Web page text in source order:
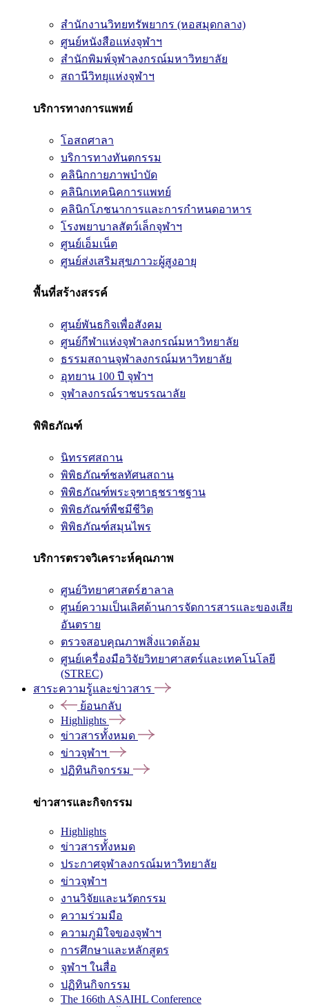
สำนักงานวิทยทรัพยากร (หอสมุดกลาง)
ศูนย์หนังสือแห่งจุฬาฯ
สำนักพิมพ์จุฬาลงกรณ์มหาวิทยาลัย
สถานีวิทยุแห่งจุฬาฯ
บริการทางการแพทย์
โอสถศาลา
บริการทางทันตกรรม
คลินิกกายภาพบำบัด
คลินิกเทคนิคการแพทย์
คลินิกโภชนาการและการกำหนดอาหาร
โรงพยาบาลสัตว์เล็กจุฬาฯ
ศูนย์เอ็มเน็ต
ศูนย์ส่งเสริมสุขภาวะผู้สูงอายุ
พื้นที่สร้างสรรค์
ศูนย์พันธกิจเพื่อสังคม
ศูนย์กีฬาแห่งจุฬาลงกรณ์มหาวิทยาลัย
ธรรมสถานจุฬาลงกรณ์มหาวิทยาลัย
อุทยาน 100 ปี จุฬาฯ
จุฬาลงกรณ์ราชบรรณาลัย
พิพิธภัณฑ์
นิทรรศสถาน
พิพิธภัณฑ์ชลทัศนสถาน
พิพิธภัณฑ์พระจุฑาธุชราชฐาน
พิพิธภัณฑ์พืชมีชีวิต
พิพิธภัณฑ์สมุนไพร
บริการตรวจวิเคราะห์คุณภาพ
ศูนย์วิทยาศาสตร์ฮาลาล
ศูนย์ความเป็นเลิศด้านการจัดการสารและของเสีย
อันตราย
ตรวจสอบคุณภาพสิ่งแวดล้อม
ศูนย์เครื่องมือวิจัยวิทยาศาสตร์และเทคโนโลยี
(STREC)
สาระความรู้และข่าวสาร
ย้อนกลับ
Highlights
ข่าวสารทั้งหมด
ข่าวจุฬาฯ
ปฏิทินกิจกรรม
ข่าวสารและกิจกรรม
Highlights
ข่าวสารทั้งหมด
ประกาศจุฬาลงกรณ์มหาวิทยาลัย
ข่าวจุฬาฯ
งานวิจัยและนวัตกรรม
ความร่วมมือ
ความภูมิใจของจุฬาฯ
การศึกษาและหลักสูตร
จุฬาฯ ในสื่อ
ปฏิทินกิจกรรม
The 166th ASAIHL Conference